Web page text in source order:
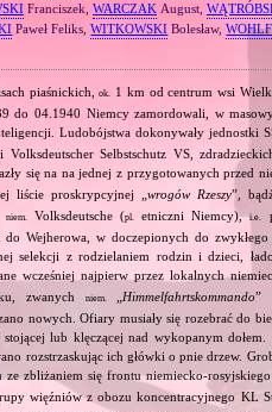
Franciszek, WARCZAKAugust,
Paweł Feliks,WITKOWSKI Bolesław,
piaśnickich,ok. 1 km od centrum wsi
do 04.1940 Niemcy zamordowali, w
Ludobójstwa dokonywały jednostki
Volksdeutscher Selbstschutz VS,
się na na jednej z przygotowanych przed
liście proskrypcyjnej „wrogów Rzeszy”,
niem. Volksdeutsche (pl. etniczni Niemcy),i.e.
do Wejherowa, w doczepionych do
selekcji z rodzielaniem rodzin i dzieci,
wcześniej najpierw przez lokalnych
zwanych
niem. Himmelfahrtskommando”
nowych. Ofiary musiały się rozebrać do
lub klęczącej nad wykopanym
rozstrzaskując ich główki o pnie drzew.
ze zbliżaniem się frontu
więźniów z obozu koncentracyjnego KL